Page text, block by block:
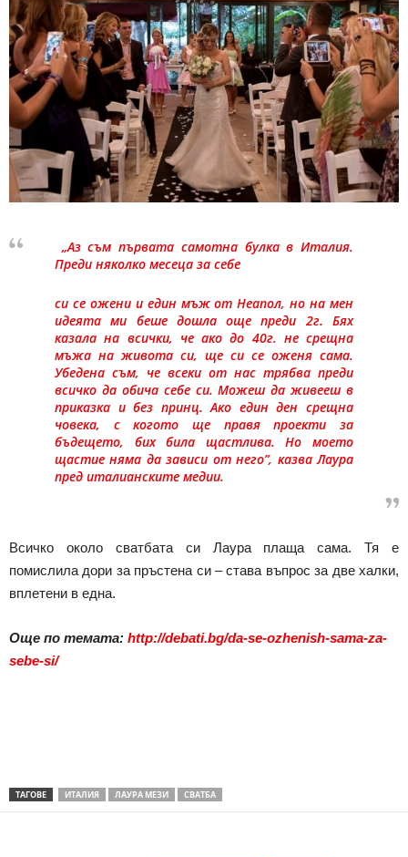
„Аз съм първата самотна булка в Италия.
Преди няколко месеца за себе
си се ожени и един мъж от Неапол, но на мен
идеята ми беше дошла още преди 2г. Бях
казала на всички, че ако до 40г. не срещна
мъжа на живота си, ще си се оженя сама.
Убедена съм, че всеки от нас трябва преди
всичко да обича себе си. Можеш да живееш в
приказка и без принц. Ако един ден срещна
човека, с когото ще правя проекти за
бъдещето, бих била щастлива. Но моето
щастие няма да зависи от него”, казва Лаура
пред италианските медии.
Всичко около сватбата си Лаура плаща сама. Тя е
помислила дори за пръстена си – става въпрос за две халки,
вплетени в една.
Още по темата: http://debati.bg/da-se-ozhenish-sama-za-
sebe-si/
ТАГОВЕ ИТАЛИЯ ЛАУРА МЕЗИ СВАТБА